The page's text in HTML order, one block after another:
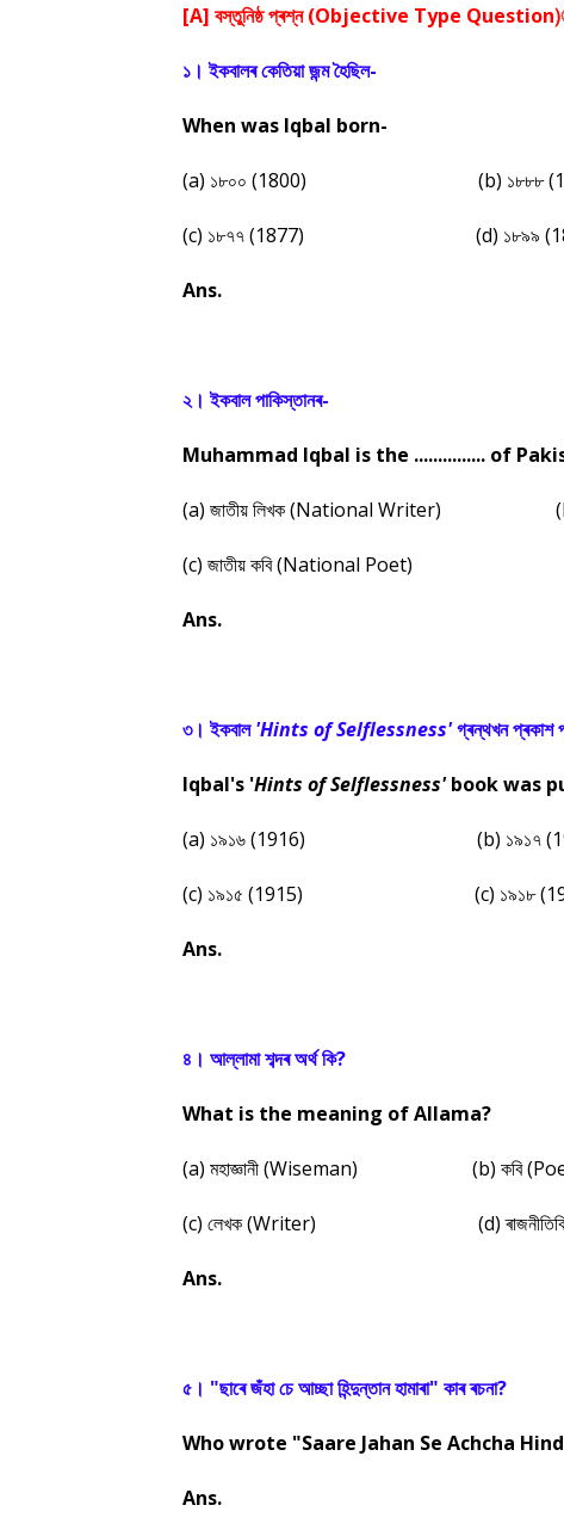
[A] বস্তুনিষ্ঠ প্ৰশ্ন (Objective Type
১। ইকবালৰ কেতিয়া জন্ম হৈছিল-
When was Iqbal born-
(a) ১৮০০ (1800) (b) ১৮৮৮
(c) ১৮৭৭ (1877) (d) ১৮৯৯
Ans.
২। ইকবাল পাকিস্তানৰ-
Muhammad Iqbal is the ............... of
(a) জাতীয় লিখক (National Writer)
(c) জাতীয় কবি (National Poet)
Ans.
৩। ইকবাল'Hints of Selflessness'গ্ৰন্থখন প্ৰকাশ
Iqbal's 'Hints of Selflessness'book was
(a) ১৯১৬ (1916) (b) ১৯১৭
(c) ১৯১৫ (1915) (c) ১৯১৮
Ans.
৪। আল্লামা শব্দৰ অৰ্থ কি?
What is the meaning of Allama?
(a) মহাজ্ঞানী (Wiseman) (b) কবি
(c) লেখক (Writer) (d)
Ans.
৫। "ছাৰে জঁহা চে আচ্ছা হিন্দুন্তান হামাৰা" কাৰ ৰচনা?
Who wrote "Saare Jahan Se Achcha
Ans.